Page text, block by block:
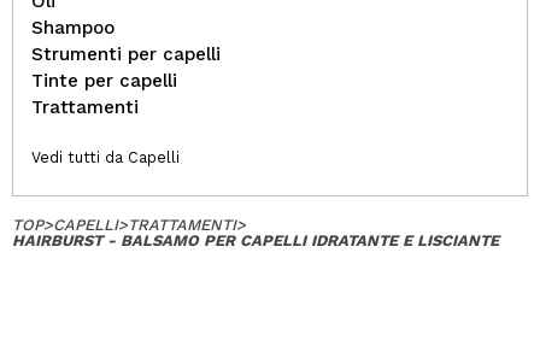
Shampoo
Strumenti per capelli
Tinte per capelli
Trattamenti
Vedi tutti da Capelli
TOP>CAPELLI>TRATTAMENTI>
HAIRBURST - BALSAMO PER CAPELLI IDRATANTE E LISCIANTE